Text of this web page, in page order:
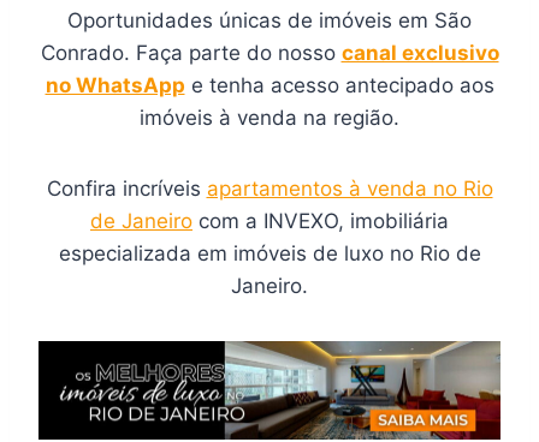
Oportunidades únicas de imóveis em São
Conrado. Faça parte do nosso canal exclusivo
no WhatsApp e tenha acesso antecipado aos
imóveis à venda na região.
Confira incríveis apartamentos à venda no Rio
de Janeiro com a INVEXO, imobiliária
especializada em imóveis de luxo no Rio de
Janeiro.